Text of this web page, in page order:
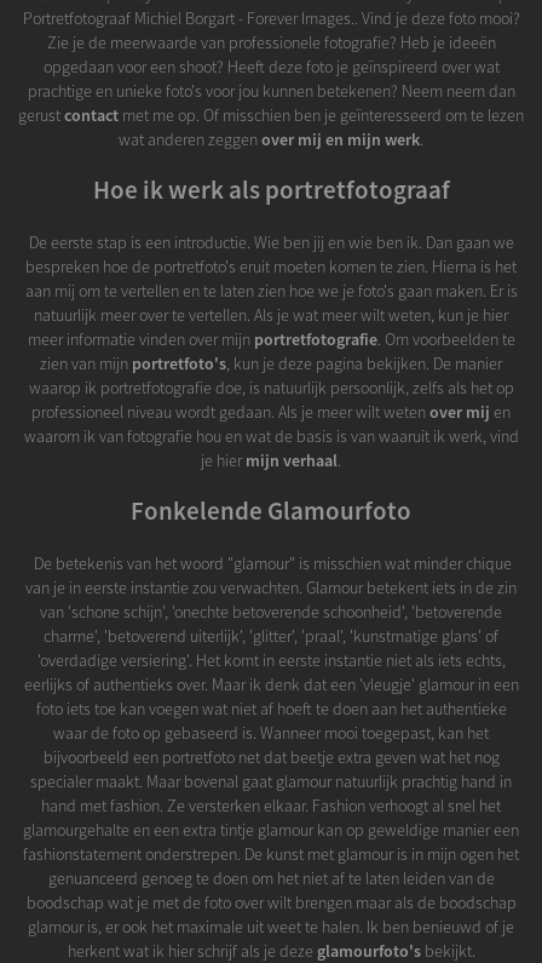
Portretfotograaf Michiel Borgart - Forever Images.. Vind je deze foto mooi?
Zie je de meerwaarde van professionele fotografie? Heb je ideeën
opgedaan voor een shoot? Heeft deze foto je geïnspireerd over wat
prachtige en unieke foto's voor jou kunnen betekenen? Neem neem dan
gerustcontact met me op. Of misschien ben je geïnteresseerd om te lezen
wat anderen zeggenover mij en mijn werk.
Hoe ik werk als portretfotograaf
De eerste stap is een introductie. Wie ben jij en wie ben ik. Dan gaan we
bespreken hoe de portretfoto's eruit moeten komen te zien. Hierna is het
aan mij om te vertellen en te laten zien hoe we je foto's gaan maken. Er is
natuurlijk meer over te vertellen. Als je wat meer wilt weten, kun je hier
meer informatie vinden over mijn portretfotografie. Om voorbeelden te
zien van mijn portretfoto's, kun je deze pagina bekijken. De manier
waarop ik portretfotografie doe, is natuurlijk persoonlijk, zelfs als het op
professioneel niveau wordt gedaan. Als je meer wilt wetenover mij en
waarom ik van fotografie hou en wat de basis is van waaruit ik werk, vind
je hiermijn verhaal.
Fonkelende Glamourfoto
De betekenis van het woord "glamour" is misschien wat minder chique
van je in eerste instantie zou verwachten. Glamour betekent iets in de zin
van 'schone schijn', 'onechte betoverende schoonheid', 'betoverende
charme', 'betoverend uiterlijk', 'glitter', 'praal', 'kunstmatige glans' of
'overdadige versiering'. Het komt in eerste instantie niet als iets echts,
eerlijks of authentieks over. Maar ik denk dat een 'vleugje' glamour in een
foto iets toe kan voegen wat niet af hoeft te doen aan het authentieke
waar de foto op gebaseerd is. Wanneer mooi toegepast, kan het
bijvoorbeeld een portretfoto net dat beetje extra geven wat het nog
specialer maakt. Maar bovenal gaat glamour natuurlijk prachtig hand in
hand met fashion. Ze versterken elkaar. Fashion verhoogt al snel het
glamourgehalte en een extra tintje glamour kan op geweldige manier een
fashionstatement onderstrepen. De kunst met glamour is in mijn ogen het
genuanceerd genoeg te doen om het niet af te laten leiden van de
boodschap wat je met de foto over wilt brengen maar als de boodschap
glamour is, er ook het maximale uit weet te halen. Ik ben benieuwd of je
herkent wat ik hier schrijf als je deze glamourfoto'sbekijkt.